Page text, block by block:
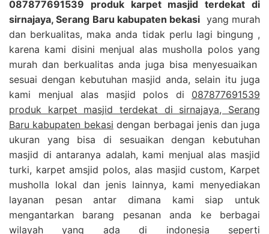
087877691539 produk karpet masjid terdekat di
sirnajaya, Serang Baru kabupaten bekasi yang murah
dan berkualitas, maka anda tidak perlu lagi bingung ,
karena kami disini menjual alas musholla polos yang
murah dan berkualitas anda juga bisa menyesuaikan
sesuai dengan kebutuhan masjid anda, selain itu juga
kami menjual alas masjid polos di 087877691539
produk karpet masjid terdekat di sirnajaya, Serang
Baru kabupaten bekasi dengan berbagai jenis dan juga
ukuran yang bisa di sesuaikan dengan kebutuhan
masjid di antaranya adalah, kami menjual alas masjid
turki, karpet amsjid polos, alas masjid custom, Karpet
musholla lokal dan jenis lainnya, kami menyediakan
layanan pesan antar dimana kami siap untuk
mengantarkan barang pesanan anda ke berbagai
wilayah yang ada di indonesia seperti